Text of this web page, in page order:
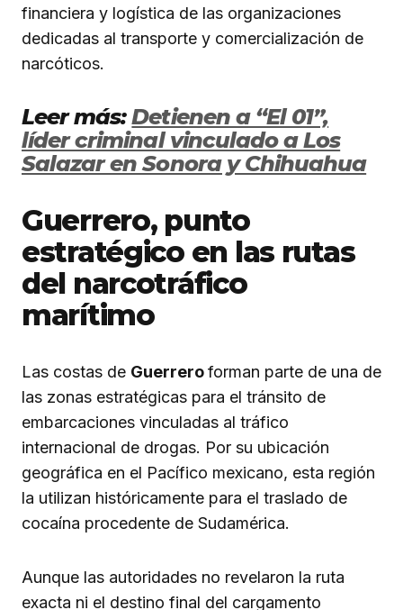
financiera y logística de las organizaciones
dedicadas al transporte y comercialización de
narcóticos.
Leer más:Detienen a “El 01”,
líder criminal vinculado a Los
Salazar en Sonora y Chihuahua
Guerrero, punto
estratégico en las rutas
del narcotráfico
marítimo
Las costas de Guerreroforman parte de una de
las zonas estratégicas para el tránsito de
embarcaciones vinculadas al tráfico
internacional de drogas. Por su ubicación
geográfica en el Pacífico mexicano, esta región
la utilizan históricamente para el traslado de
cocaína procedente de Sudamérica.
Aunque las autoridades no revelaron la ruta
exacta ni el destino final del cargamento